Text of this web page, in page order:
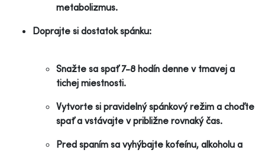
metabolizmus.
Doprajte si dostatok spánku:
Snažte sa spať 7-8 hodín denne v tmavej a
tichej miestnosti.
Vytvorte si pravidelný spánkový režim a choďte
spať a vstávajte v približne rovnaký čas.
Pred spaním sa vyhýbajte kofeínu, alkoholu a